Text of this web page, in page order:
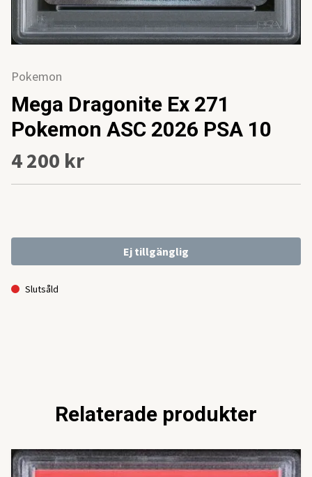
Pokemon
Mega Dragonite Ex 271
Pokemon ASC 2026 PSA 10
4 200 kr
Ej tillgänglig
Slutsåld
Relaterade produkter